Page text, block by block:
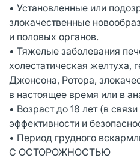
• Установленные или
злокачественные
и половых органов.
• Тяжелые заболевания
холестатическая желтуха,
Джонсона, Ротора,
в настоящее время или в
• Возраст до 18 лет (в
эффективности и
• Период грудного
С ОСТОРОЖНОСТЬЮ